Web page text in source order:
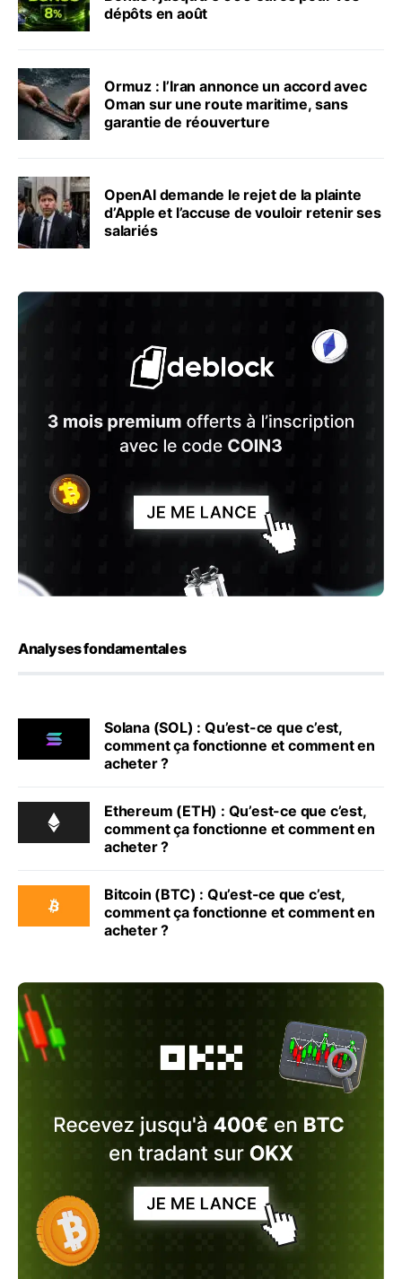
dépôts en août
Ormuz : l’Iran annonce un accord avec
Oman sur une route maritime, sans
garantie de réouverture
OpenAI demande le rejet de la plainte
d’Apple et l’accuse de vouloir retenir ses
salariés
Analyses fondamentales
Solana (SOL) : Qu’est-ce que c’est,
comment ça fonctionne et comment en
acheter ?
Ethereum (ETH) : Qu’est-ce que c’est,
comment ça fonctionne et comment en
acheter ?
Bitcoin (BTC) : Qu’est-ce que c’est,
comment ça fonctionne et comment en
acheter ?